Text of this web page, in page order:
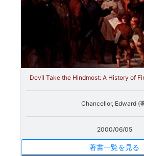
Devil Take the Hindmost: A History of
Chancellor, Edward (
2000/06/05
著書一覧を見る